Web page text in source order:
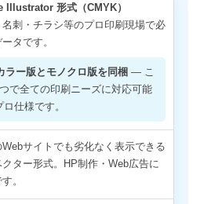
Illustrator 形式（CMYK）
名刺・チラシ等のプロ印刷現場で必
タです。
ラー版とモノクロ版を同梱 — こ
で全ての印刷ニーズに対応可能
ロ仕様です。
サイトでも劣化なく表示できる
ター形式。HP制作・Web広告に
。